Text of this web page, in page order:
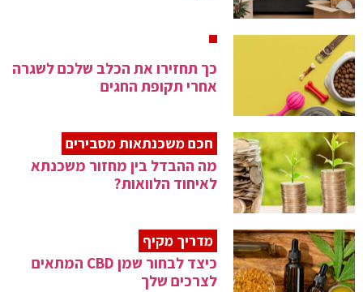
כך תחזירו את הכלב שלכם לשגרה
אחרי תקופת החגים
חכם משכנתאות מסבירים
מה ההבדל בין מחזור משכנתא
לאיחוד הלוואות?
מדריך מקיף
כיצד לבחור שמן CBD המתאים
לצרכים שלך